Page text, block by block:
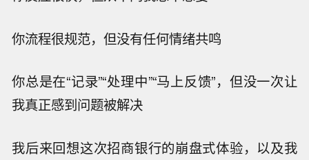
你流程很规范，但没有任何情绪共鸣
你总是在“记录”“处理中”“马上反馈”，但没一次让
我真正感到问题被解决
我后来回想这次招商银行的崩盘式体验，以及我